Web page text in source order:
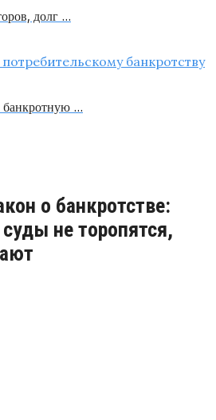
долг …
…
о банкротстве:
не торопятся,